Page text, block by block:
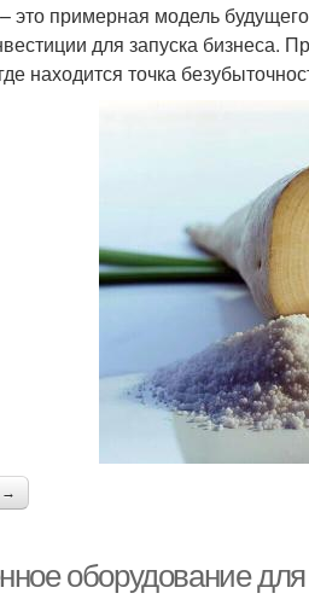
это примерная модель
для запуска бизнеса.
находится точка
→
оборудование для